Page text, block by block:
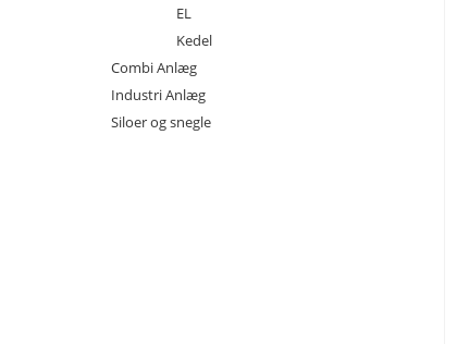
EL
Kedel
Combi Anlæg
Industri Anlæg
Siloer og snegle